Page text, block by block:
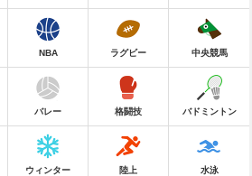
NBA ラグビー 中央競馬
バレー 格闘技 バドミントン
ウィンター 陸上 水泳